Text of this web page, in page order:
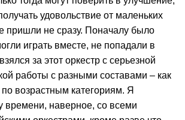
удовольствие от маленьких
пришли не сразу. Поначалу было
играть вместе, не попадали в
за этот оркестр с серьезной
работы с разными составами – как
возрастным категориям. Я
времени, наверное, со всеми